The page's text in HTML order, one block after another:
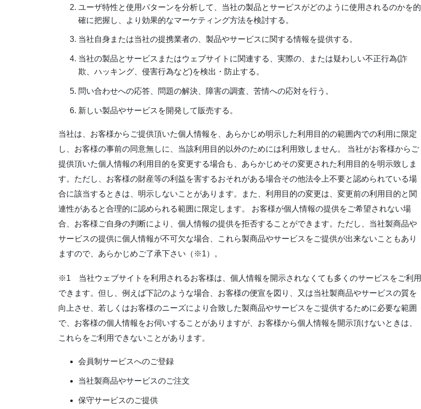
ユーザ特性と使用パターンを分析して、当社の製品とサービスがどのように使用されるのかを的
確に把握し、より効果的なマーケティング方法を検討する。
当社自身または当社の提携業者の、製品やサービスに関する情報を提供する。
当社の製品とサービスまたはウェブサイトに関連する、実際の、または疑わしい不正行為(詐
欺、ハッキング、侵害行為など)を検出・防止する。
問い合わせへの応答、問題の解決、障害の調査、苦情への応対を行う。
新しい製品やサービスを開発して販売する。
当社は、お客様からご提供頂いた個人情報を、あらかじめ明示した利用目的の範囲内での利用に限定
し、お客様の事前の同意無しに、当該利用目的以外のためには利用致しません。 当社がお客様からご
提供頂いた個人情報の利用目的を変更する場合も、あらかじめその変更された利用目的を明示致しま
す。ただし、お客様の財産等の利益を害するおそれがある場合その他法令上不要と認められている場
合に該当するときは、明示しないことがあります。また、利用目的の変更は、変更前の利用目的と関
連性があると合理的に認められる範囲に限定します。 お客様が個人情報の提供をご希望されない場
合、お客様ご自身の判断により、個人情報の提供を拒否することができます。ただし、当社製商品や
サービスの提供に個人情報が不可欠な場合、これら製商品やサービスをご提供が出来ないこともあり
ますので、あらかじめご了承下さい（※1）。
※1 当社ウェブサイトを利用されるお客様は、個人情報を開示されなくても多くのサービスをご利用
できます。但し、例えば下記のような場合、お客様の便宣を図り、又は当社製商品やサービスの質を
向上させ、若しくはお客様のニーズにより合致した製商品やサービスをご提供するために必要な範囲
で、お客様の個人情報をお伺いすることがありますが、お客様から個人情報を開示頂けないときは、
これらをご利用できないことがあります。
会員制サービスへのご登録
当社製商品やサービスのご注文
保守サービスのご提供